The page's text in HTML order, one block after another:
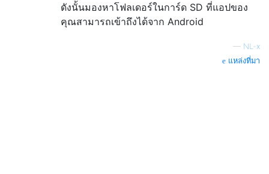
ดังนั้นมองหาโฟลเดอร์ในการ์ด SD ที่แอปของ
คุณสามารถเข้าถึงได้จาก Android
— NL-x
แหล่งที่มา